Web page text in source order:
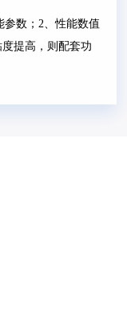
；2、性能数值
提高，则配套功